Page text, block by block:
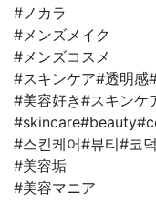
#ノカラ
#メンズメイク
#メンズコスメ
#スキンケア#透明感
#美容好き#スキンケ
#스킨케어#뷰티#코
#美容垢
#美容マニア